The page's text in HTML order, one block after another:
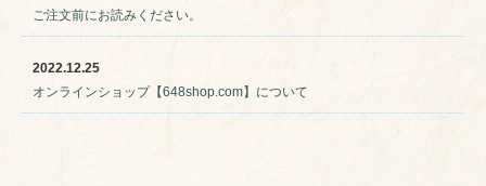
ご注文前にお読みください。
2022.12.25
オンラインショップ【648shop.com】について